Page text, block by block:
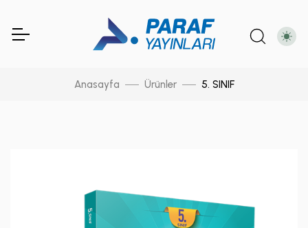
Anasayfa Ürünler 5. SINIF